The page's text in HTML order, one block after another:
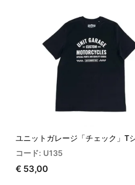
ユニットガレージ「チェック」T
コード: U135
€ 53,00